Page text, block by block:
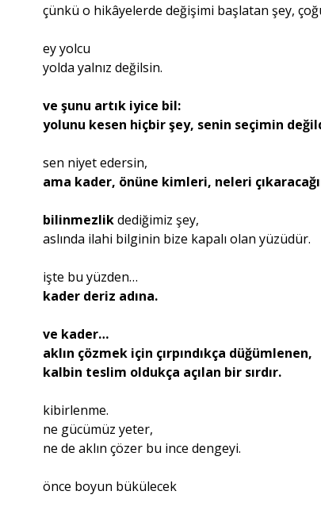
çünkü o hikâyelerde değişimi başlatan şey,
ey yolcu
yolda yalnız değilsin.
ve şunu artık iyice bil:
yolunu kesen hiçbir şey, senin seçimin
sen niyet edersin,
ama kader, önüne kimleri, neleri
bilinmezlikdediğimiz şey,
aslında ilahi bilginin bize kapalı olan yüzüdür.
işte bu yüzden…
kader deriz adına.
ve kader…
aklın çözmek için çırpındıkça düğümlenen,
kalbin teslim oldukça açılan bir sırdır.
kibirlenme.
ne gücümüz yeter,
ne de aklın çözer bu ince dengeyi.
önce boyun bükülecek